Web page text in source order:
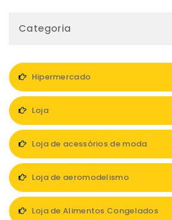
Categoria
Hipermercado
Loja
Loja de acessórios de moda
Loja de aeromodelismo
Loja de Alimentos Congelados